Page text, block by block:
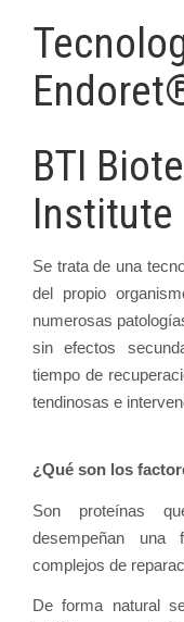
BTI
Institute
Se trata de una
del propio
numerosas
sin efectos
tiempo de
tendinosas e
¿Qué son los
Son proteínas
desempeñan una
complejos de
De forma natural